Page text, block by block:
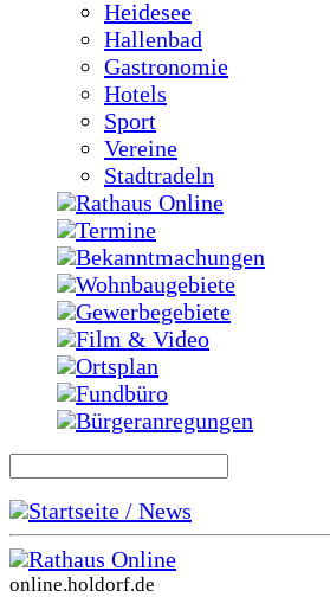
Heidesee
Hallenbad
Gastronomie
Hotels
Sport
Vereine
Stadtradeln
Rathaus Online
Termine
Bekanntmachungen
Wohnbaugebiete
Gewerbegebiete
Film & Video
Ortsplan
Fundbüro
Bürgeranregungen
Startseite / News
Rathaus Online
online.holdorf.de